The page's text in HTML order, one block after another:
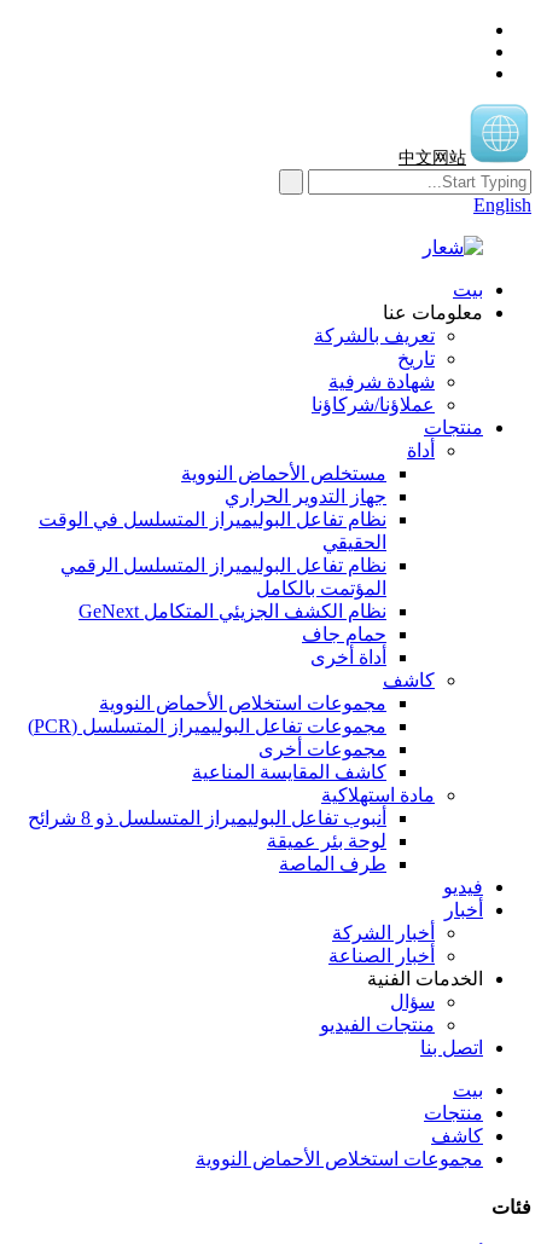
中文网站
English
بيت
معلومات عنا
تعريف بالشركة
تاريخ
شهادة شرفية
عملاؤنا/شركاؤنا
منتجات
أداة
مستخلص الأحماض النووية
جهاز التدوير الحراري
نظام تفاعل البوليميراز المتسلسل في الوقت
الحقيقي
نظام تفاعل البوليميراز المتسلسل الرقمي
المؤتمت بالكامل
نظام الكشف الجزيئي المتكامل GeNext
حمام جاف
أداة أخرى
كاشف
مجموعات استخلاص الأحماض النووية
مجموعات تفاعل البوليميراز المتسلسل (PCR)
مجموعات أخرى
كاشف المقايسة المناعية
مادة استهلاكية
أنبوب تفاعل البوليميراز المتسلسل ذو 8 شرائح
لوحة بئر عميقة
طرف الماصة
فيديو
أخبار
أخبار الشركة
أخبار الصناعة
الخدمات الفنية
سؤال
منتجات الفيديو
اتصل بنا
بيت
منتجات
كاشف
مجموعات استخلاص الأحماض النووية
فئات